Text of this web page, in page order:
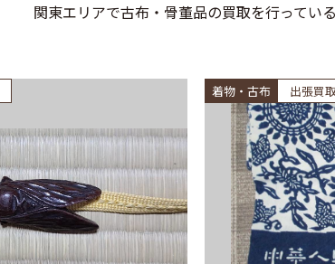
関東エリアで古布・骨董品の買取を行ってい
着物・古布 出張買